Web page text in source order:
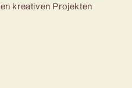
kreativen Projekten